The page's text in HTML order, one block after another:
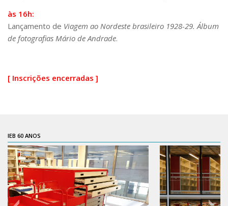
Manuel Correia de Andrade – o divulgador
científico
Sobre
Red BAALC
Tutoriais
Coleção de Artes Visuais
Sobre
às 16h:
Lançamento de Viagem ao Nordeste brasileiro 1928-29. Álbum
de fotografias Mário de Andrade.
[ Inscrições encerradas ]
IEB 60 ANOS